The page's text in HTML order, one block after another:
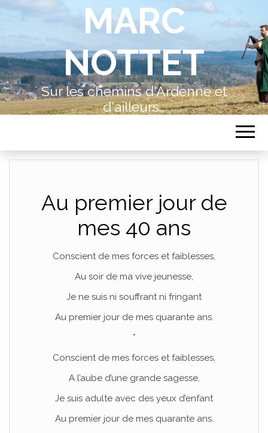
MARC
NOTTET
Sur les chemins d'Ardenne et
d'ailleurs…
Au premier jour de
mes 40 ans
Conscient de mes forces et faiblesses,
Au soir de ma vive jeunesse,
Je ne suis ni souffrant ni fringant
Au premier jour de mes quarante ans.
*
Conscient de mes forces et faiblesses,
A l’aube d’une grande sagesse,
Je suis adulte avec des yeux d’enfant
Au premier jour de mes quarante ans.